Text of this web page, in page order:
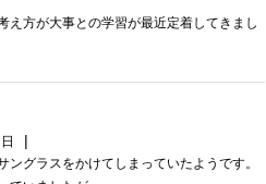
え方が大事との学習が最近定着してきまし
|
ングラスをかけてしまっていたようです。